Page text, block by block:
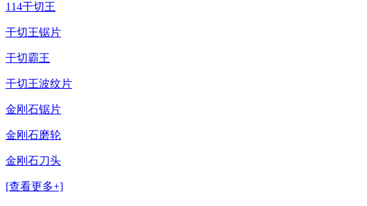
114干切王
干切王锯片
干切霸王
干切王波纹片
金刚石锯片
金刚石磨轮
金刚石刀头
[查看更多+]